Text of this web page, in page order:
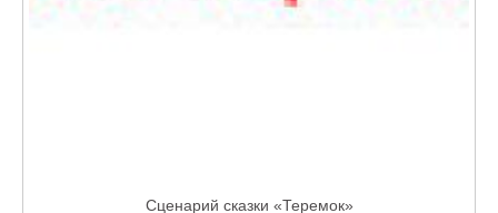
Сценарий сказки «Теремок»